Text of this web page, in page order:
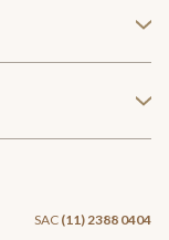
+
+
SAC (11) 2388 0404